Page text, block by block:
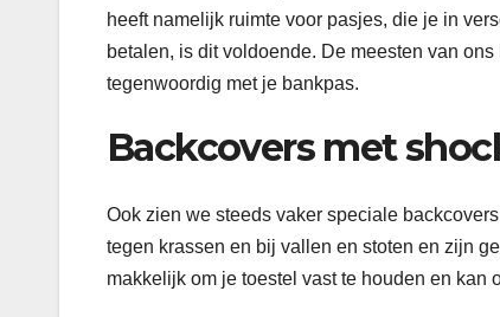
heeft namelijk ruimte voor pasjes, die je in
betalen, is dit voldoende. De meesten van
tegenwoordig met je bankpas.
Backcovers met
Ook zien we steeds vaker speciale
tegen krassen en bij vallen en stoten en zijn
makkelijk om je toestel vast te houden en kan